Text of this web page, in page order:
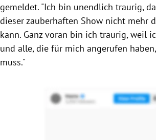
gemeldet. "Ich bin unendlich traurig,
dieser zauberhaften Show nicht mehr
kann. Ganz voran bin ich traurig, weil
und alle, die für mich angerufen
muss."